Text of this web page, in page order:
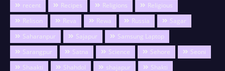
recent
Recipes Religions
Religious
Relison
Reva Rewa Russia
Sagar
Saharanpur
Sajapur
Samsung Laptop
Sarangpur
Satna Science Sehore
Seoni
Shaakti
Shahdol shajapur Shakti